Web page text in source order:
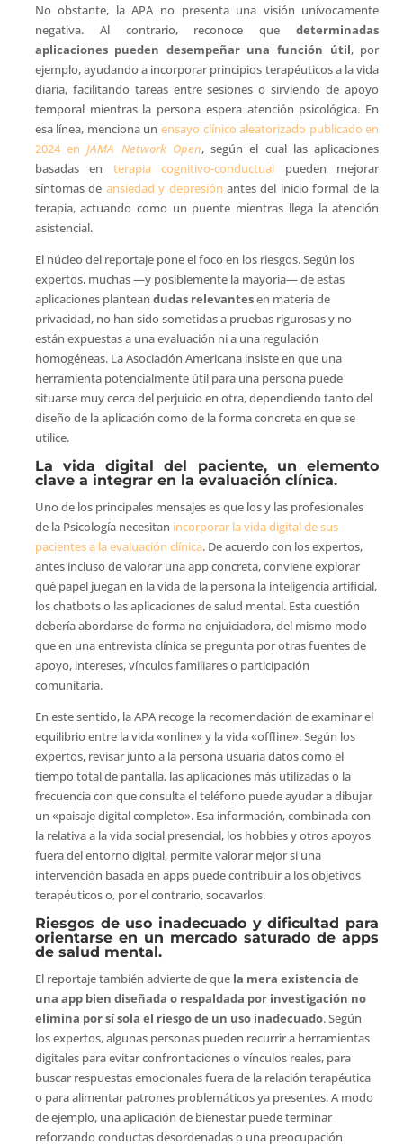
No obstante, la APA no presenta una visión unívocamente
negativa. Al contrario, reconoce quedeterminadas
aplicaciones pueden desempeñar una función útil, por
ejemplo, ayudando a incorporar principios terapéuticos a la vida
diaria, facilitando tareas entre sesiones o sirviendo de apoyo
temporal mientras la persona espera atención psicológica. En
esa línea, menciona un ensayo clínico aleatorizado publicado en
2024 enJAMA Network Open, según el cual las aplicaciones
basadas en terapia cognitivo-conductual pueden mejorar
síntomas de ansiedad y depresión antes del inicio formal de la
terapia, actuando como un puente mientras llega la atención
asistencial.
El núcleo del reportaje pone el foco en los riesgos. Según los
expertos, muchas —y posiblemente la mayoría— de estas
aplicaciones plantean dudas relevantesen materia de
privacidad, no han sido sometidas a pruebas rigurosas y no
están expuestas a una evaluación ni a una regulación
homogéneas. La Asociación Americana insiste en que una
herramienta potencialmente útil para una persona puede
situarse muy cerca del perjuicio en otra, dependiendo tanto del
diseño de la aplicación como de la forma concreta en que se
utilice.
La vida digital del paciente, un elemento
clave a integrar en la evaluación clínica.
Uno de los principales mensajes es que los y las profesionales
de la Psicología necesitan incorporar la vida digital de sus
pacientes a la evaluación clínica. De acuerdo con los expertos,
antes incluso de valorar una app concreta, conviene explorar
qué papel juegan en la vida de la persona la inteligencia artificial,
los chatbots o las aplicaciones de salud mental. Esta cuestión
debería abordarse de forma no enjuiciadora, del mismo modo
que en una entrevista clínica se pregunta por otras fuentes de
apoyo, intereses, vínculos familiares o participación
comunitaria.
En este sentido, la APA recoge la recomendación de examinar el
equilibrio entre la vida «online» y la vida «offline». Según los
expertos, revisar junto a la persona usuaria datos como el
tiempo total de pantalla, las aplicaciones más utilizadas o la
frecuencia con que consulta el teléfono puede ayudar a dibujar
un «paisaje digital completo». Esa información, combinada con
la relativa a la vida social presencial, los hobbies y otros apoyos
fuera del entorno digital, permite valorar mejor si una
intervención basada en apps puede contribuir a los objetivos
terapéuticos o, por el contrario, socavarlos.
Riesgos de uso inadecuado y dificultad para
orientarse en un mercado saturado de apps
de salud mental.
El reportaje también advierte de que la mera existencia de
una app bien diseñada o respaldada por investigación no
elimina por sí sola el riesgo de un uso inadecuado. Según
los expertos, algunas personas pueden recurrir a herramientas
digitales para evitar confrontaciones o vínculos reales, para
buscar respuestas emocionales fuera de la relación terapéutica
o para alimentar patrones problemáticos ya presentes. A modo
de ejemplo, una aplicación de bienestar puede terminar
reforzando conductas desordenadas o una preocupación